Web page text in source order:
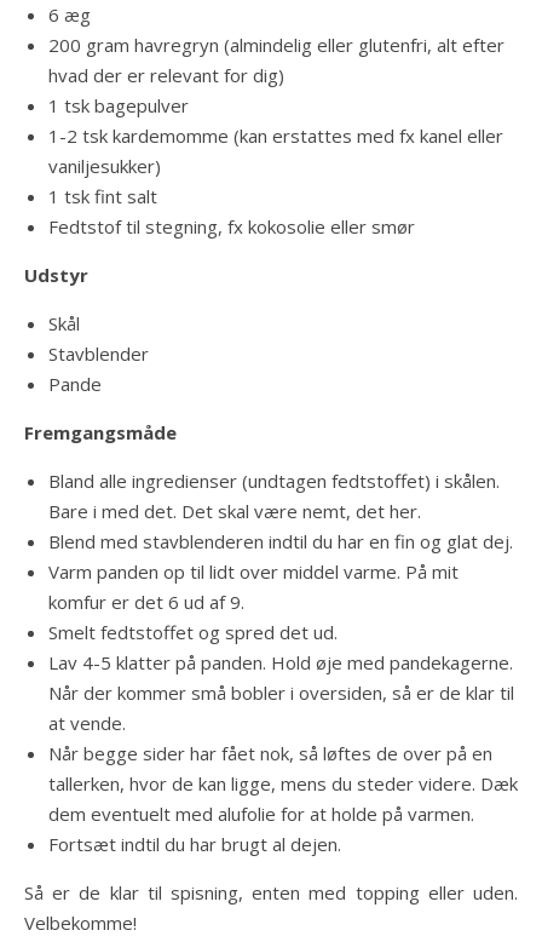
6 æg
200 gram havregryn (almindelig eller glutenfri, alt efter
hvad der er relevant for dig)
1 tsk bagepulver
1-2 tsk kardemomme (kan erstattes med fx kanel eller
vaniljesukker)
1 tsk fint salt
Fedtstof til stegning, fx kokosolie eller smør
Udstyr
Skål
Stavblender
Pande
Fremgangsmåde
Bland alle ingredienser (undtagen fedtstoffet) i skålen.
Bare i med det. Det skal være nemt, det her.
Blend med stavblenderen indtil du har en fin og glat dej.
Varm panden op til lidt over middel varme. På mit
komfur er det 6 ud af 9.
Smelt fedtstoffet og spred det ud.
Lav 4-5 klatter på panden. Hold øje med pandekagerne.
Når der kommer små bobler i oversiden, så er de klar til
at vende.
Når begge sider har fået nok, så løftes de over på en
tallerken, hvor de kan ligge, mens du steder videre. Dæk
dem eventuelt med alufolie for at holde på varmen.
Fortsæt indtil du har brugt al dejen.
Så er de klar til spisning, enten med topping eller uden.
Velbekomme!